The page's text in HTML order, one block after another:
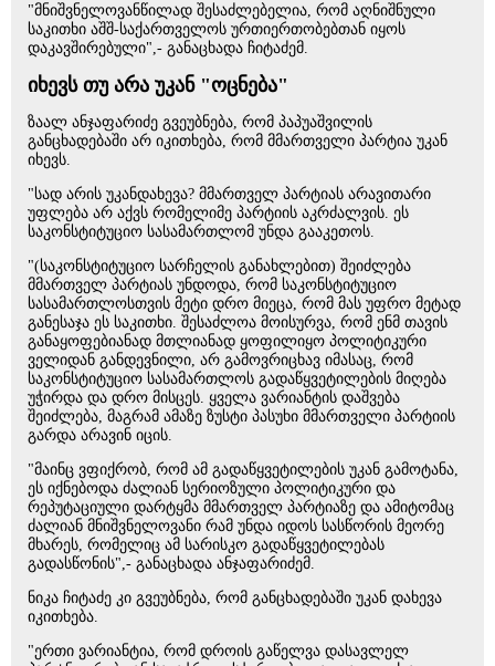
"მნიშვნელოვანწილად შესაძლებელია, რომ აღნიშნული
საკითხი აშშ-საქართველოს ურთიერთობებთან იყოს
დაკავშირებული",- განაცხადა ჩიტაძემ.
იხევს თუ არა უკან "ოცნება"
ზაალ ანჯაფარიძე გვეუბნება, რომ პაპუაშვილის
განცხადებაში არ იკითხება, რომ მმართველი პარტია უკან
იხევს.
"სად არის უკანდახევა? მმართველ პარტიას არავითარი
უფლება არ აქვს რომელიმე პარტიის აკრძალვის. ეს
საკონსტიტუციო სასამართლომ უნდა გააკეთოს.
"(საკონსტიტუციო სარჩელის განახლებით) შეიძლება
მმართველ პარტიას უნდოდა, რომ საკონსტიტუციო
სასამართლოსთვის მეტი დრო მიეცა, რომ მას უფრო მეტად
განესაჯა ეს საკითხი. შესაძლოა მოისურვა, რომ ენმ თავის
განაყოფებიანად მთლიანად ყოფილიყო პოლიტიკური
ველიდან განდევნილი, არ გამოვრიცხავ იმასაც, რომ
საკონსტიტუციო სასამართლოს გადაწყვეტილების მიღება
უჭირდა და დრო მისცეს. ყველა ვარიანტის დაშვება
შეიძლება, მაგრამ ამაზე ზუსტი პასუხი მმართველი პარტიის
გარდა არავინ იცის.
"მაინც ვფიქრობ, რომ ამ გადაწყვეტილების უკან გამოტანა,
ეს იქნებოდა ძალიან სერიოზული პოლიტიკური და
რეპუტაციული დარტყმა მმართველ პარტიაზე და ამიტომაც
ძალიან მნიშვნელოვანი რამ უნდა იდოს სასწორის მეორე
მხარეს, რომელიც ამ სარისკო გადაწყვეტილებას
გადასწონის",- განაცხადა ანჯაფარიძემ.
ნიკა ჩიტაძე კი გვეუბნება, რომ განცხადებაში უკან დახევა
იკითხება.
"ერთი ვარიანტია, რომ დროის გაწელვა დასავლელ